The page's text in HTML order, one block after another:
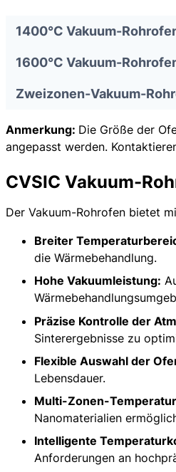
1400°C Vakuum-
1600°C Vakuum-
Zweizonen-Vakuum-
Anmerkung: Die Größe der
angepasst werden.
CVSIC Vakuum-
Der Vakuum-Rohrofen bietet
Breiter
die Wärmebehandlung.
Hohe Vakuumleistung:
Präzise Kontrolle der
Sinterergebnisse zu
Flexible Auswahl der
Lebensdauer.
Multi-Zonen-
Nanomaterialien
Intelligente
Anforderungen an